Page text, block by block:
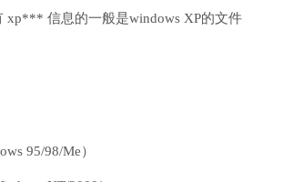
xp*** 信息的一般是windows XP的文件
95/98/Me）